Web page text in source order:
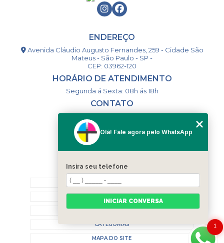
ENDEREÇO
Avenida Cláudio Augusto Fernandes, 259 - Cidade São
Mateus - São Paulo - SP -
CEP: 03962-120
HORÁRIO DE ATENDIMENTO
Segunda á Sexta: 08h ás 18h
CONTATO
(11) 98993-9556
togsm1@gmail.com
MENU
HOME
CONTATO
CATEGORIAS
MAPA DO SITE
1
Olá! Fale agora pelo WhatsApp
Insira seu telefone
INICIAR CONVERSA